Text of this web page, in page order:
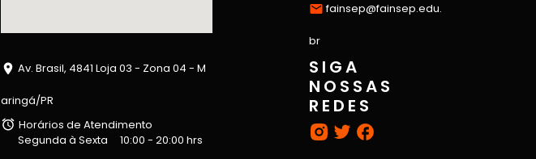
Av. Brasil, 4841 Loja 03 - Zona 04 - M
aringá/PR
Horários de Atendimento
Segunda à Sexta
10:00 - 20:00 hrs
fainsep@fainsep.edu.
br
SIGA
NOSSAS
REDES